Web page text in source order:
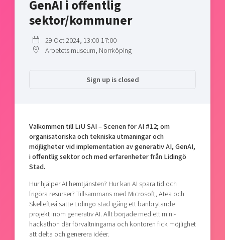
Shaping cities and regions
Bright East
Reversed mentorship
Current offers and activities
Upscaling
Talent & skills
Startup & industry collaboration
Offers to boost your business
Our community of companies
Projects
Publications
Project toolbox
Reach out to us
Locations
Today's lunch in Mjärdevi
GenAI i offentlig
sektor/kommuner
29 Oct 2024, 13:00-17:00
Arbetets museum, Norrköping
Sign up is closed
Välkommen till LiU SAI – Scenen för AI #12; om
organisatoriska och tekniska utmaningar och
möjligheter vid implementation av generativ AI, GenAI,
i offentlig sektor och med erfarenheter från Lidingö
Stad.
Hur hjälper AI hemtjänsten? Hur kan AI spara tid och
frigöra resurser? Tillsammans med Microsoft, Atea och
Skellefteå satte Lidingö stad igång ett banbrytande
projekt inom generativ AI. Allt började med ett mini-
hackathon där förvaltningarna och kontoren fick möjlighet
att delta och generera idéer.